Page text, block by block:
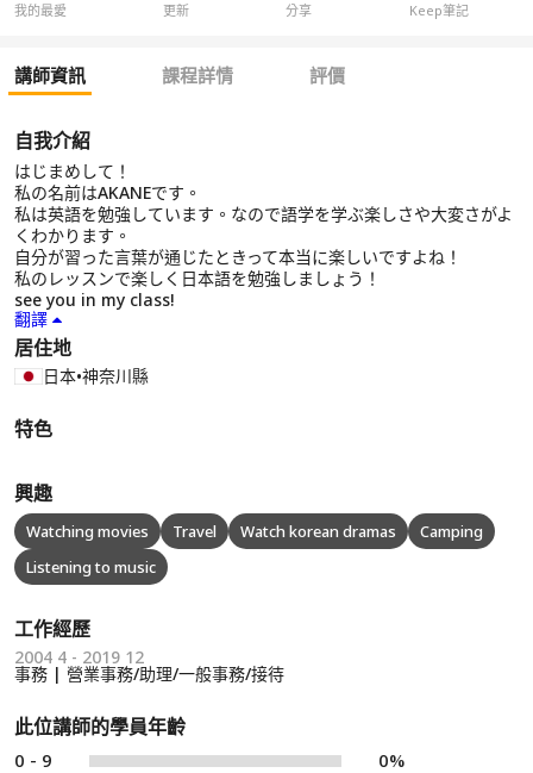
我的最愛 更新 分享 Keep筆記
講師資訊 課程詳情 評價
自我介紹
はじまめして！
私の名前はAKANEです。
私は英語を勉強しています。なので語学を学ぶ楽しさや大変さがよ
くわかります。
自分が習った言葉が通じたときって本当に楽しいですよね！
私のレッスンで楽しく日本語を勉強しましょう！
see you in my class!
翻譯
居住地
日本•神奈川縣
特色
興趣
Watching movies Travel Watch korean dramas
Camping
Listening to music
工作經歷
2004 4 - 2019 12
事務 | 營業事務/助理/一般事務/接待
此位講師的學員年齡
0 - 9
0%